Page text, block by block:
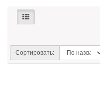
Сортировать: